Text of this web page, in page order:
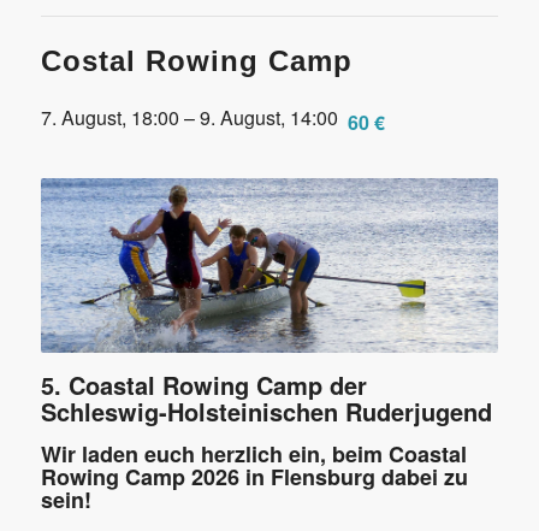
Costal Rowing Camp
7. August, 18:00 –9. August, 14:00 60 €
5. Coastal Rowing Camp der
Schleswig-Holsteinischen Ruderjugend
Wir laden euch herzlich ein, beim Coastal
Rowing Camp 2026 in Flensburg dabei zu
sein!